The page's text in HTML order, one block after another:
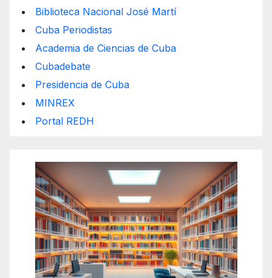
Biblioteca Nacional José Martí
Cuba Periodistas
Academia de Ciencias de Cuba
Cubadebate
Presidencia de Cuba
MINREX
Portal REDH